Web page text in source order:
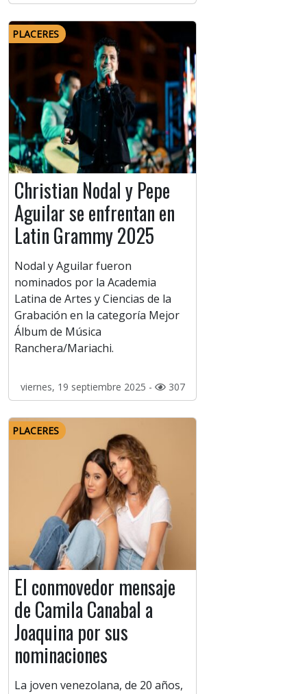
PLACERES
Christian Nodal y Pepe
Aguilar se enfrentan en
Latin Grammy 2025
Nodal y Aguilar fueron
nominados por la Academia
Latina de Artes y Ciencias de la
Grabación en la categoría Mejor
Álbum de Música
Ranchera/Mariachi.
viernes, 19 septiembre 2025 - 307
PLACERES
El conmovedor mensaje
de Camila Canabal a
Joaquina por sus
nominaciones
La joven venezolana, de 20 años,